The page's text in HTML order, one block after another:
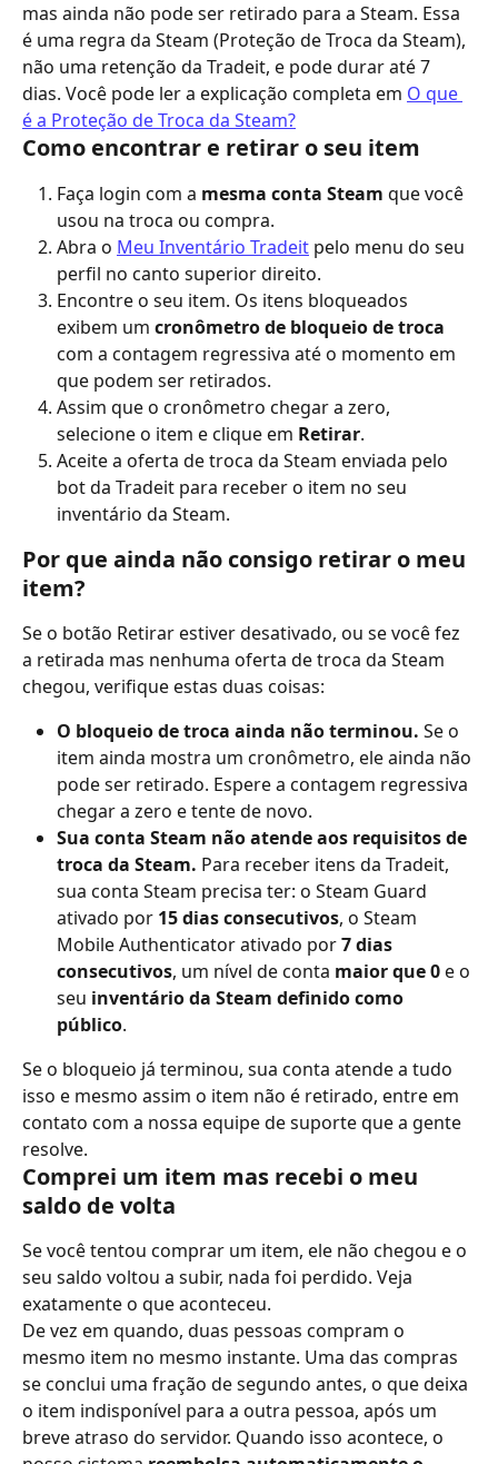
mas ainda não pode ser retirado para a Steam. Essa
é uma regra da Steam (Proteção de Troca da Steam),
não uma retenção da Tradeit, e pode durar até 7
dias. Você pode ler a explicação completa em O que
é a Proteção de Troca da Steam?
Como encontrar e retirar o seu item
Faça login com a mesma conta Steam que você
usou na troca ou compra.
Abra o Meu Inventário Tradeit pelo menu do seu
perfil no canto superior direito.
Encontre o seu item. Os itens bloqueados
exibem um cronômetro de bloqueio de troca
com a contagem regressiva até o momento em
que podem ser retirados.
Assim que o cronômetro chegar a zero,
selecione o item e clique em Retirar.
Aceite a oferta de troca da Steam enviada pelo
bot da Tradeit para receber o item no seu
inventário da Steam.
Por que ainda não consigo retirar o meu
item?
Se o botão Retirar estiver desativado, ou se você fez
a retirada mas nenhuma oferta de troca da Steam
chegou, verifique estas duas coisas:
O bloqueio de troca ainda não terminou. Se o
item ainda mostra um cronômetro, ele ainda não
pode ser retirado. Espere a contagem regressiva
chegar a zero e tente de novo.
Sua conta Steam não atende aos requisitos de
troca da Steam. Para receber itens da Tradeit,
sua conta Steam precisa ter: o Steam Guard
ativado por 15 dias consecutivos, o Steam
Mobile Authenticator ativado por 7 dias
consecutivos, um nível de conta maior que 0 e o
seu inventário da Steam definido como
público.
Se o bloqueio já terminou, sua conta atende a tudo
isso e mesmo assim o item não é retirado, entre em
contato com a nossa equipe de suporte que a gente
resolve.
Comprei um item mas recebi o meu
saldo de volta
Se você tentou comprar um item, ele não chegou e o
seu saldo voltou a subir, nada foi perdido. Veja
exatamente o que aconteceu.
De vez em quando, duas pessoas compram o
mesmo item no mesmo instante. Uma das compras
se conclui uma fração de segundo antes, o que deixa
o item indisponível para a outra pessoa, após um
breve atraso do servidor. Quando isso acontece, o